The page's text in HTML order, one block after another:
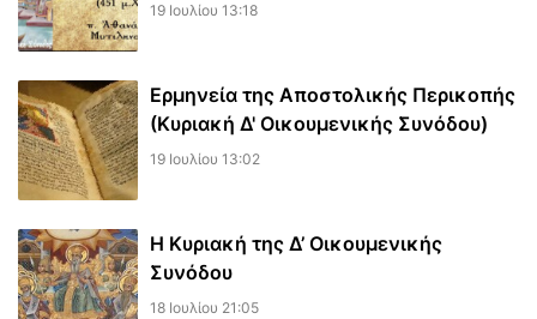
19 Ιουλίου 13:18
Ερμηνεία της Αποστολικής Περικοπής
(Κυριακή Δ' Οικουμενικής Συνόδου)
19 Ιουλίου 13:02
Η Κυριακή της Δ’ Οικουμενικής
Συνόδου
18 Ιουλίου 21:05